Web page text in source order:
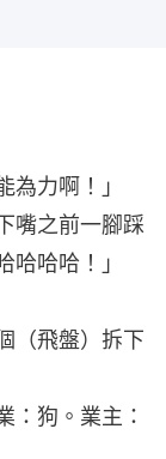
為力啊！」
嘴之前一腳踩
哈哈！」
（飛盤）拆下
：狗。業主：